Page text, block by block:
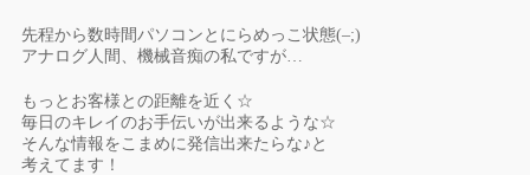
先程から数時間パソコンとにらめっこ状態(–;)
アナログ人間、機械音痴の私ですが…
もっとお客様との距離を近く☆
毎日のキレイのお手伝いが出来るような☆
そんな情報をこまめに発信出来たらな♪と
考えてます！